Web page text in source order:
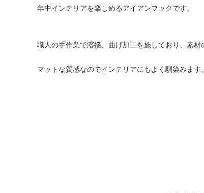
年中インテリアを楽しめるアイアンフックです。
職人の手作業で溶接、曲げ加工を施しており、素
マットな質感なのでインテリアにもよく馴染みます。